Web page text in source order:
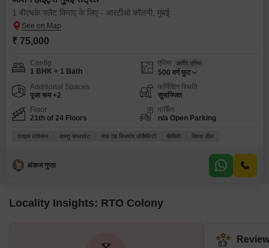
1 बीएचके फ्लैट किराए के लिए - आरटीओ कॉलनी, मुंबई
₹ 75,000
Config
1 BHK + 1 Bath
एरिया कार्पेट एरिया
500 वर्ग फुट
Additional Spaces
पूजा रूम +2
फर्निशिंग स्थिति
सुसज्जित
Floor
21th of 24 Floors
पार्किंग
n/a Open Parking
प्राइम लोकेशन वास्तु कंप्लायंट सेफ़ एंड सिक्योर लोकैलिटी फ़ैमिली क्विक डील
अंकज गुप्ता
Locality Insights: RTO Colony